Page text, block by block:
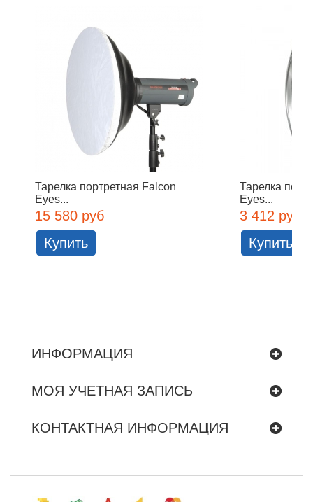
Тарелка портретная Falcon
Eyes...
15 580 руб
Купить
Тарелка
Eyes...
3 412 руб
Купить
ИНФОРМАЦИЯ
МОЯ УЧЕТНАЯ ЗАПИСЬ
КОНТАКТНАЯ ИНФОРМАЦИЯ